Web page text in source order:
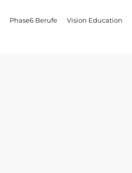
Phase6 Berufe Vision Education